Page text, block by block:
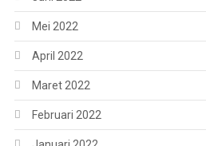
Mei 2022
April 2022
Maret 2022
Februari 2022